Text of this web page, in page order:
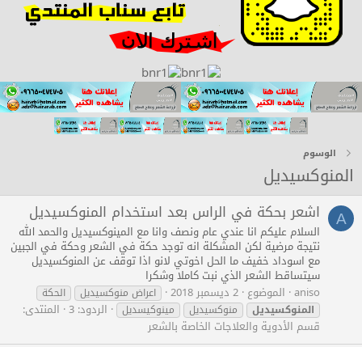
الوسوم
المنوكسيديل
A اشعر بحكة في الراس بعد استخدام المنوكسيديل
السلام عليكم انا عندي عام ونصف وانا مع المينوكسيديل والحمد الله
نتيجة مرضية لكن المشكلة انه توجد حكة في الشعر وحكة في الجبين
مع اسوداد خفيف ما الحل اخوتي لانو اذا توقف عن المنوكسيديل
سيتساقط الشعر الذي نبت كاملا وشكرا
aniso الموضوع 2 ديسمبر 2018 اعراض منوكسيديل
الحكة
المنوكسيديل
منوكسيديل مينوكيسديل الردود: 3
المنتدى:
قسم الأدوية والعلاجات الخاصة بالشعر